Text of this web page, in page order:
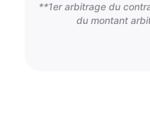
**1er arbitrage du
du montant